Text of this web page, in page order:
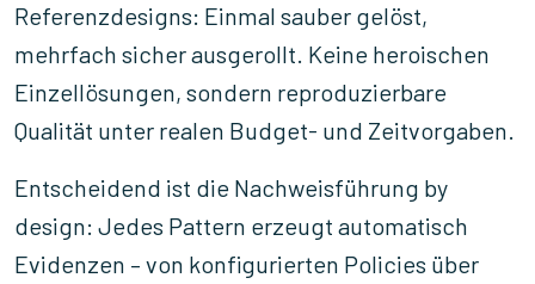
Referenzdesigns: Einmal sauber gelöst,
mehrfach sicher ausgerollt. Keine heroischen
Einzellösungen, sondern reproduzierbare
Qualität unter realen Budget- und Zeitvorgaben.
Entscheidend ist die Nachweisführung by
design: Jedes Pattern erzeugt automatisch
Evidenzen – von konfigurierten Policies über